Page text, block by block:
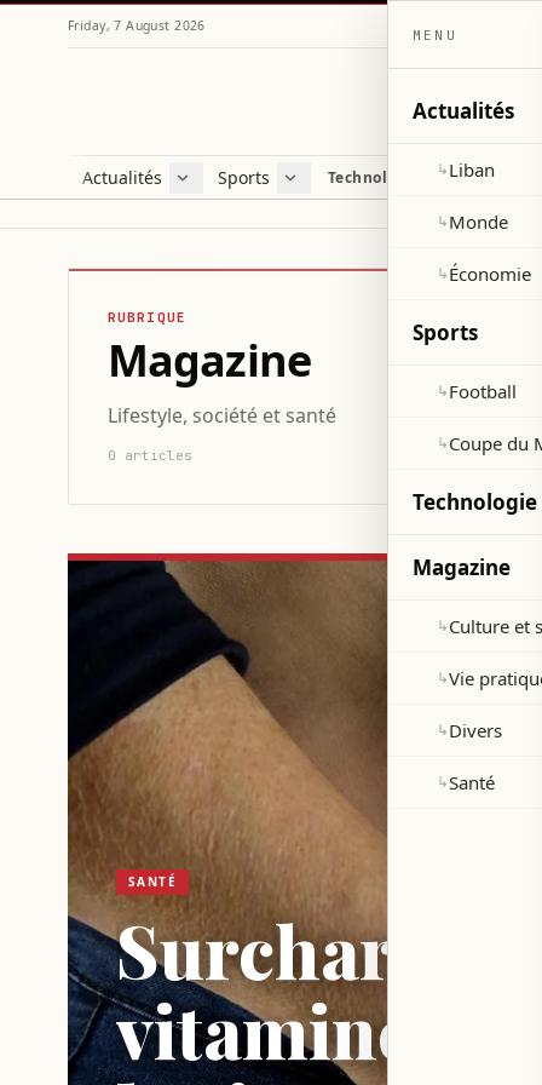
Friday, 7 August 2026
Actualités
Liban
Sports
Football
Technologie et sciences
RUBRIQUE
Magazine
Lifestyle, société et santé
0 articles
SANTÉ
Surcharge
vitamine D
MENU
Actualités
↳Liban
↳Monde
↳Économie
Sports
↳Football
↳Coupe du
Technologie
Magazine
↳Culture et
↳Vie
↳Divers
↳Santé